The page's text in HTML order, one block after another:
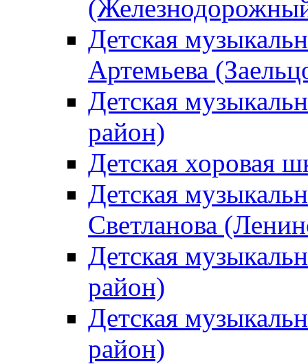
Детская
Артемьева
Детская
район)
Детская хоровая
Детская
Светланова
Детская
район)
Детская
район)